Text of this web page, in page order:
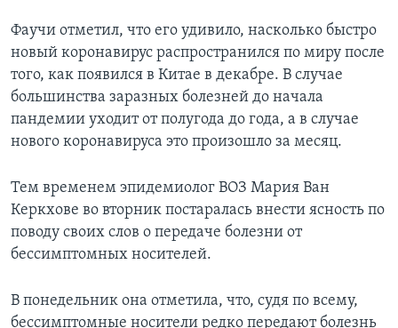
Фаучи отметил, что его удивило, насколько быстро
новый коронавирус распространился по миру после
того, как появился в Китае в декабре. В случае
большинства заразных болезней до начала
пандемии уходит от полугода до года, а в случае
нового коронавируса это произошло за месяц.
Тем временем эпидемиолог ВОЗ Мария Ван
Керкхове во вторник постаралась внести ясность по
поводу своих слов о передаче болезни от
бессимптомных носителей.
В понедельник она отметила, что, судя по всему,
бессимптомные носители редко передают болезнь